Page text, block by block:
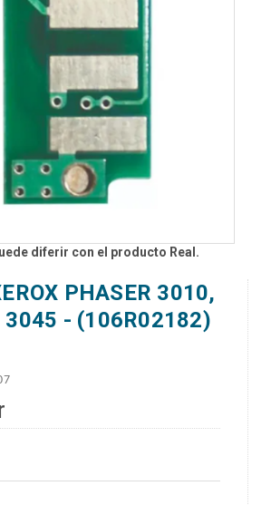
diferir con el producto Real.
PHASER 3010,
3045 - (106R02182)